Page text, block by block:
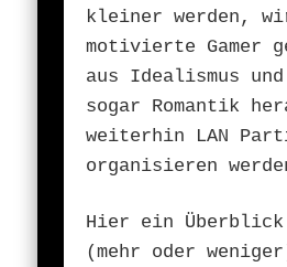
kleiner werden,
motivierte Gamer
aus Idealismus
sogar Romantik
weiterhin LAN
organisieren
Hier ein Überblick
(mehr oder